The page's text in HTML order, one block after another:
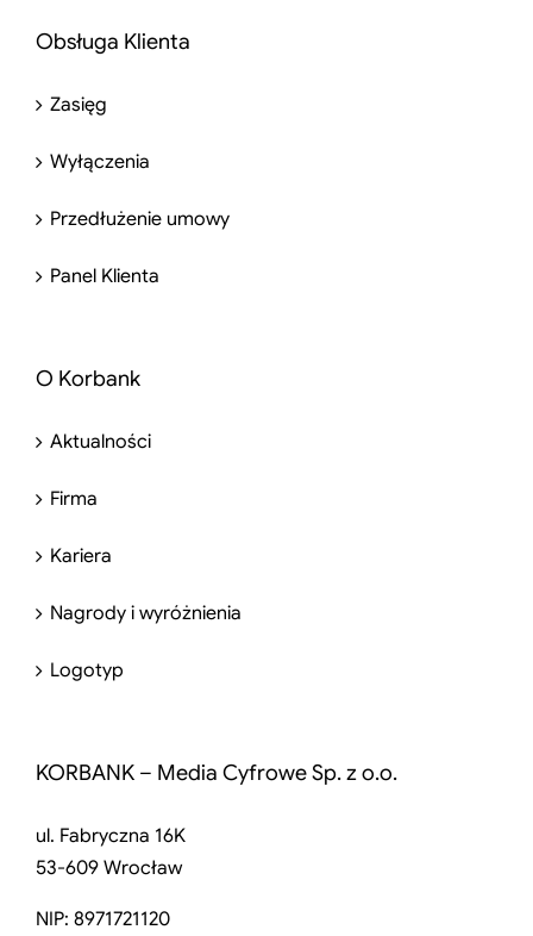
Obsługa Klienta
Zasięg
Wyłączenia
Przedłużenie umowy
Panel Klienta
O Korbank
Aktualności
Firma
Kariera
Nagrody i wyróżnienia
Logotyp
KORBANK – Media Cyfrowe Sp. z o.o.
ul. Fabryczna 16K
53-609 Wrocław
NIP: 8971721120